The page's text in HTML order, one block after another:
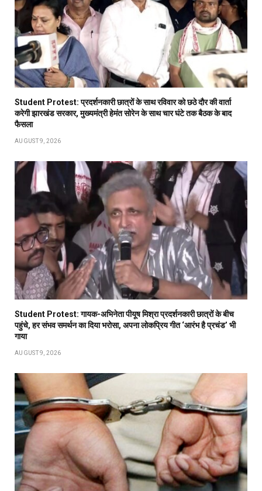
Student Protest: प्रदर्शनकारी छात्रों के साथ रविवार को छठे दौर की वार्ता
करेगी झारखंड सरकार, मुख्यमंत्री हेमंत सोरेन के साथ चार घंटे तक बैठक के बाद
फैसला
AUGUST 9, 2026
Student Protest: गायक-अभिनेता पीयूष मिश्रा प्रदर्शनकारी छात्रों के बीच
पहुंचे, हर संभव समर्थन का दिया भरोसा, अपना लोकप्रिय गीत ‘आरंभ है प्रचंड’ भी
गाया
AUGUST 9, 2026